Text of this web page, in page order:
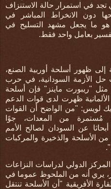
تجد في استمرار حالة الاستنزاف
دون الانخراط المباشر في
هو ما يجعل مشهد التسليح في
بعامل واحد فقط.
إلى ظهور أسلحة أوربية الصنع،
الأزمة السودانية، في حرب
مثل "ريبورت ماينز" فإن أسلحة
ظهرت لدى قوات الدعم
لويس: "من الواضح أن القوات
مُستمرة من المعدات، جوًا
عن السودان لصالح الأمم
من الأسلحة والذخيرة والمركبات
الدولي لدراسات النزاعات
يري أنه من الملحوظ عموما في
الأفريقية "أن الأسلحة تنتقل